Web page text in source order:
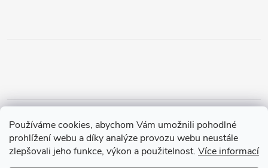
Používáme cookies, abychom Vám umožnili pohodlné
prohlížení webu a díky analýze provozu webu neustále
zlepšovali jeho funkce, výkon a použitelnost. Více informací
Zásady ochrany osobních údajů
Doprava a platba Tříletá záruka